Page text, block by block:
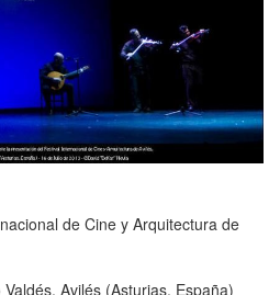
de Cine y Arquitectura de
Avilés (Asturias, España)